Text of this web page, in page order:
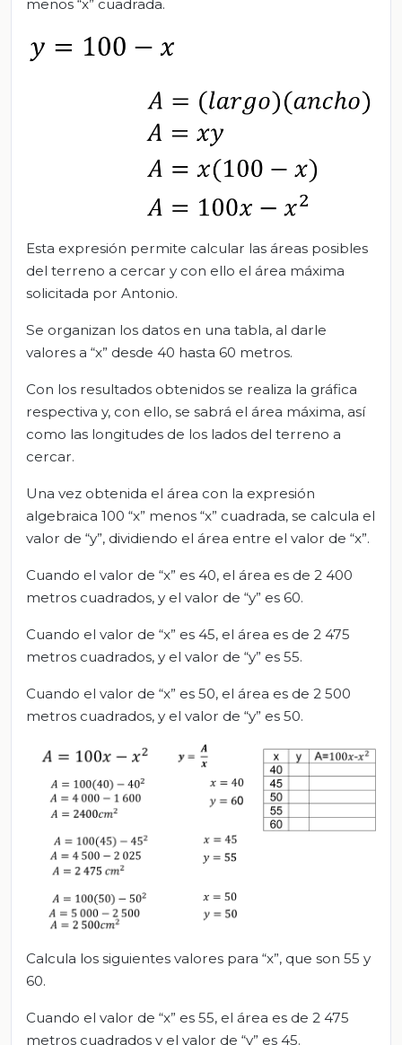
menos “x” cuadrada.
Esta expresión permite calcular las áreas posibles
del terreno a cercar y con ello el área máxima
solicitada por Antonio.
Se organizan los datos en una tabla, al darle
valores a “x” desde 40 hasta 60 metros.
Con los resultados obtenidos se realiza la gráfica
respectiva y, con ello, se sabrá el área máxima, así
como las longitudes de los lados del terreno a
cercar.
Una vez obtenida el área con la expresión
algebraica 100 “x” menos “x” cuadrada, se calcula el
valor de “y”, dividiendo el área entre el valor de “x”.
Cuando el valor de “x” es 40, el área es de 2 400
metros cuadrados, y el valor de “y” es 60.
Cuando el valor de “x” es 45, el área es de 2 475
metros cuadrados, y el valor de “y” es 55.
Cuando el valor de “x” es 50, el área es de 2 500
metros cuadrados, y el valor de “y” es 50.
Calcula los siguientes valores para “x”, que son 55 y
60.
Cuando el valor de “x” es 55, el área es de 2 475
metros cuadrados y el valor de “y” es 45.